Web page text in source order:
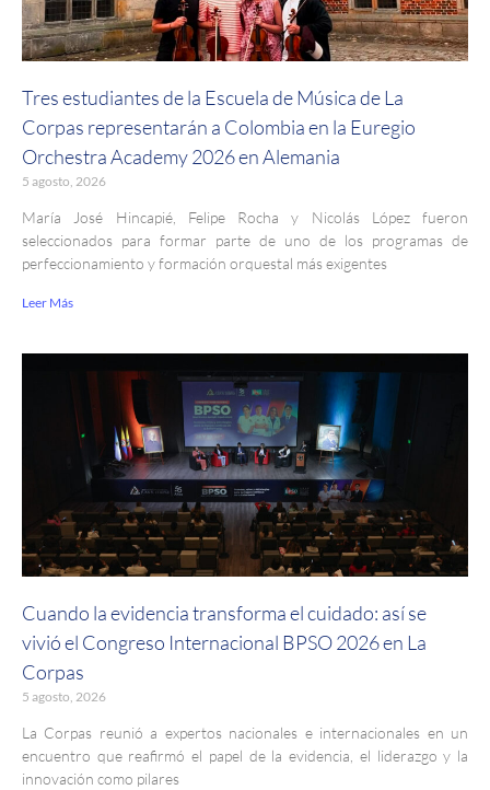
Tres estudiantes de la Escuela de Música de La
Corpas representarán a Colombia en la Euregio
Orchestra Academy 2026 en Alemania
5 agosto, 2026
María José Hincapié, Felipe Rocha y Nicolás López fueron
seleccionados para formar parte de uno de los programas de
perfeccionamiento y formación orquestal más exigentes
Leer Más
Cuando la evidencia transforma el cuidado: así se
vivió el Congreso Internacional BPSO 2026 en La
Corpas
5 agosto, 2026
La Corpas reunió a expertos nacionales e internacionales en un
encuentro que reafirmó el papel de la evidencia, el liderazgo y la
innovación como pilares